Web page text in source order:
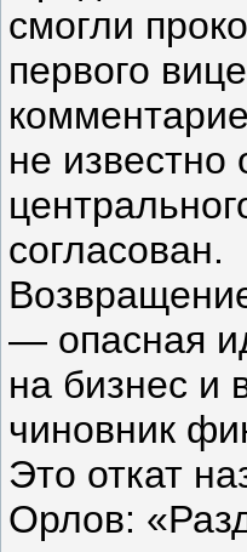
смогли
первого
не
согласован.
— опасная
на бизнес и
чиновник
Это откат
Орлов: